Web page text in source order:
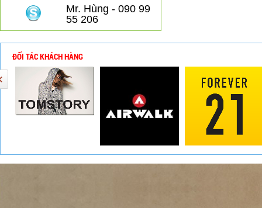
Mr. Hùng - 090 99
55 206
ĐỐI TÁC KHÁCH HÀNG